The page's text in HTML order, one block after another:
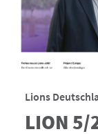
Lions
LION 5/